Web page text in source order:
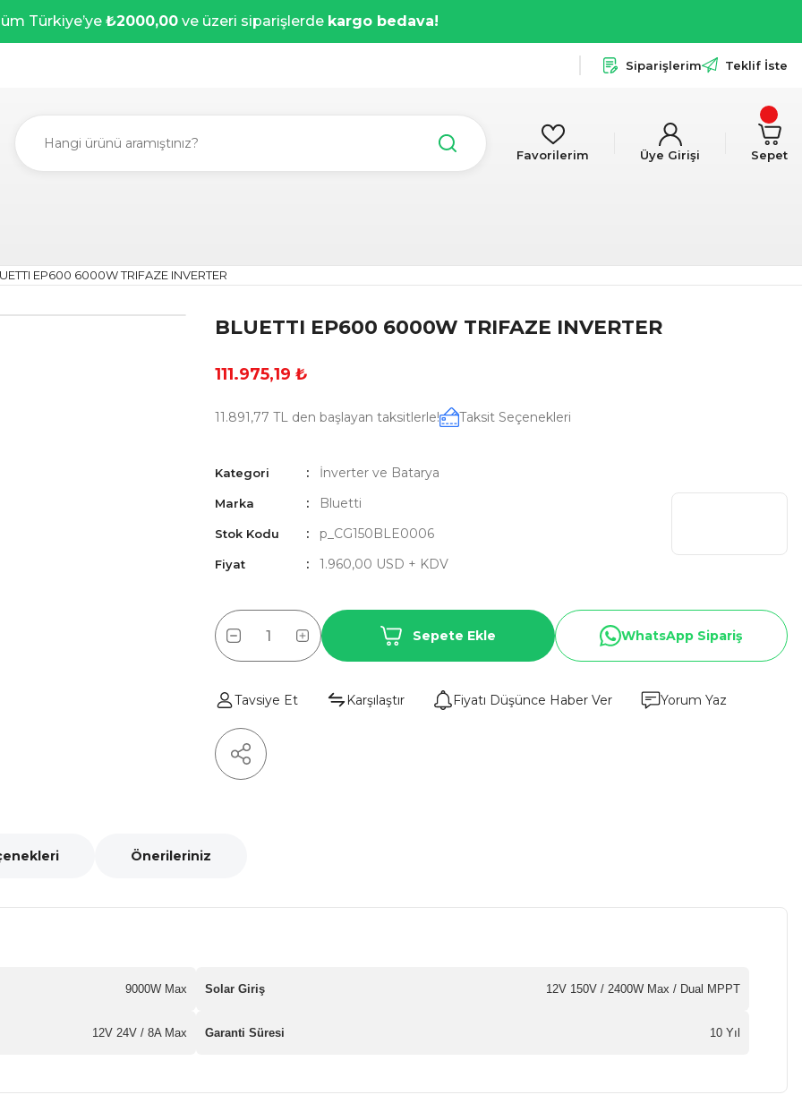
Türkiye’ye ₺2000,00 ve üzeri siparişlerde kargo bedava!
Siparişlerim Teklif İste
Favorilerim Üye Girişi Sepet
EP600 6000W TRIFAZE INVERTER
BLUETTI EP600 6000W TRIFAZE INVERTER
111.975,19 ₺
11.891,77 TL den başlayan taksitlerle! Taksit Seçenekleri
Kategori İnverter ve Batarya
Marka Bluetti
Stok Kodu p_CG150BLE0006
Fiyat 1.960,00 USD + KDV
Sepete Ekle WhatsApp Sipariş
Tavsiye Et Karşılaştır Fiyatı Düşünce Haber Ver Yorum Yaz
Önerileriniz
9000W Max Solar Giriş 12V 150V / 2400W Max / Dual MPPT
12V 24V / 8A Max Garanti Süresi 10 Yıl